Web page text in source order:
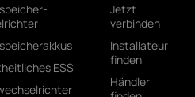
ESS
Jetzt
verbinden
Installateur
finden
Händler